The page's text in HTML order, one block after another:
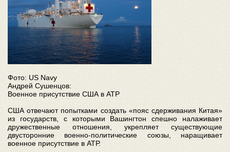
Фото: US Navy
Андрей Сушенцов:
Военное присутствие США в АТР
США отвечают попытками создать «пояс сдерживания Китая»
из государств, с которыми Вашингтон спешно налаживает
дружественные отношения, укрепляет существующие
двусторонние военно-политические союзы, наращивает
военное присутствие в АТР.